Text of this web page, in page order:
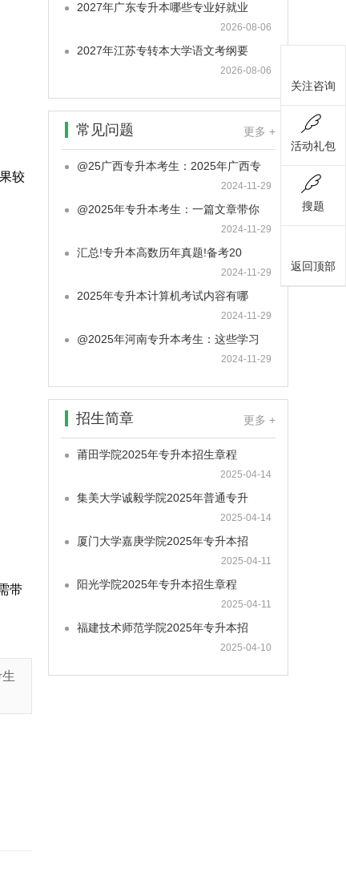
较
带
2027年广东专升本哪些专业好就业
2026-08-06
2027年江苏专转本大学语文考纲要
2026-08-06
常见问题 更多 +
@25广西专升本考生：2025年广西专
2024-11-29
@2025年专升本考生：一篇文章带你
2024-11-29
汇总!专升本高数历年真题!备考20
2024-11-29
2025年专升本计算机考试内容有哪
2024-11-29
@2025年河南专升本考生：这些学习
2024-11-29
招生简章 更多 +
莆田学院2025年专升本招生章程
2025-04-14
集美大学诚毅学院2025年普通专升
2025-04-14
厦门大学嘉庚学院2025年专升本招
2025-04-11
阳光学院2025年专升本招生章程
2025-04-11
福建技术师范学院2025年专升本招
2025-04-10
关注咨询
活动礼包
搜题
返回顶部